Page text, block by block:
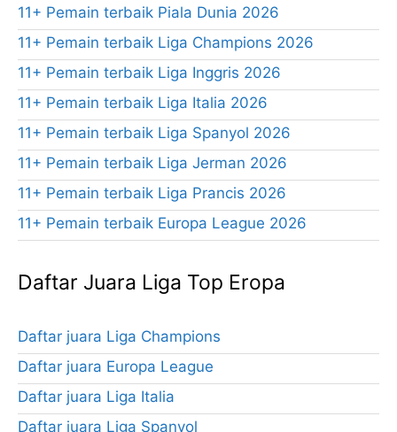
11+ Pemain terbaik Piala Dunia 2026
11+ Pemain terbaik Liga Champions 2026
11+ Pemain terbaik Liga Inggris 2026
11+ Pemain terbaik Liga Italia 2026
11+ Pemain terbaik Liga Spanyol 2026
11+ Pemain terbaik Liga Jerman 2026
11+ Pemain terbaik Liga Prancis 2026
11+ Pemain terbaik Europa League 2026
Daftar Juara Liga Top Eropa
Daftar juara Liga Champions
Daftar juara Europa League
Daftar juara Liga Italia
Daftar juara Liga Spanyol